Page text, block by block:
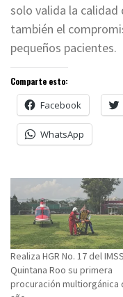
solo valida la
también el
pequeños pacientes.
Comparte esto:
Facebook
WhatsApp
Realiza HGR No. 17 del IMSS
Quintana Roo su primera
procuración multiorgánica